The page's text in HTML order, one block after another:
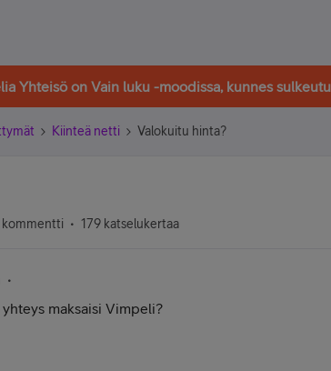
Yhteisö on Vain luku -moodissa, kunnes
Kiinteä netti Valokuitu hinta?
kommentti 179 katselukertaa
maksaisi Vimpeli?